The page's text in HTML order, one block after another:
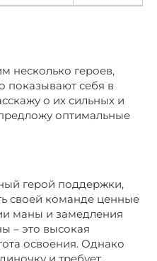
несколько героев,
показывают себя в
о их сильных и
оптимальные
герой поддержки,
своей команде ценные
маны и замедления
– это высокая
освоения. Однако
и требует